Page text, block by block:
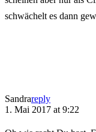
schwächelt es dann
Sandrareply
1. Mai 2017 at 9:22